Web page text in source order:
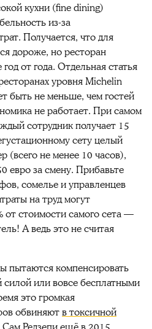
кухни (fine dining)
из-за
Получается, что для
дороже, но ресторан
от года. Отдельная статья
уровня Michelin
быть не меньше, чем гостей
не работает. При самом
сотрудник получает 15
сету целый
(всего не менее 10 часов),
евро за смену. Прибавьте
сомелье и управленцев
на труд могут
от стоимости самого сета —
А ведь это не считая
пытаются компенсировать
силой или вовсе бесплатными
это громкая
обвиняютв токсичной